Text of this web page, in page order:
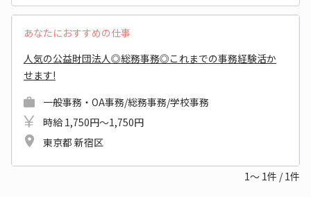
あなたにおすすめの仕事
人気の公益財団法人◎総務事務◎これまでの事務経験活か
せます!
一般事務・OA事務/総務事務/学校事務
時給 1,750円～1,750円
東京都 新宿区
1～ 1件 / 1件